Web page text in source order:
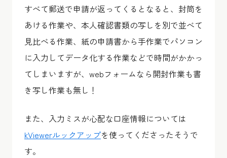
すべて郵送で申請が返ってくるとなると、封筒を
あける作業や、本人確認書類の写しを別で並べて
見比べる作業、紙の申請書から手作業でパソコン
に入力してデータ化する作業などで時間がかかっ
てしまいますが、webフォームなら開封作業も書
き写し作業も無し！
また、入力ミスが心配な口座情報については
kViewerルックアップを使ってくださったそうで
す。